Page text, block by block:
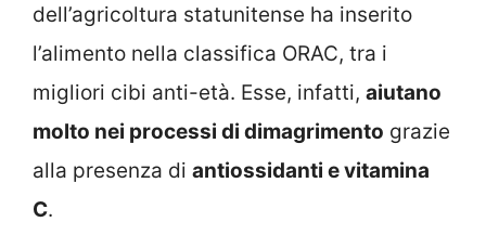
dell’agricoltura statunitense ha inserito
l’alimento nella classifica ORAC, tra i
migliori cibi anti-età. Esse, infatti, aiutano
molto nei processi di dimagrimento grazie
alla presenza di antiossidanti e vitamina
C.